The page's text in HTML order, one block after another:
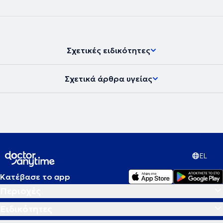
Σχετικές ειδικότητες
Σχετικά άρθρα υγείας
EL
Κατέβασε το app